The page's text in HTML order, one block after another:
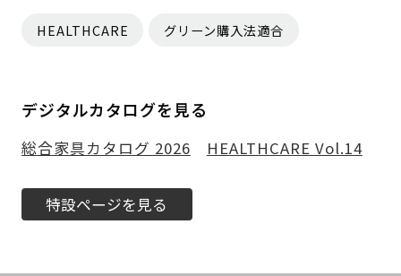
HEALTHCARE グリーン購入法適合
デジタルカタログを見る
総合家具カタログ 2026 HEALTHCARE Vol.14
特設ページを見る